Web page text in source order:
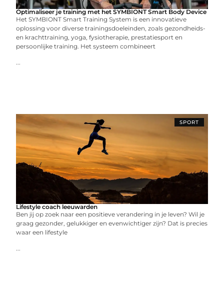
Optimaliseer je training met het SYMBIONT Smart Body Device
Het SYMBIONT Smart Training System is een innovatieve
oplossing voor diverse trainingsdoeleinden, zoals gezondheids-
en krachttraining, yoga, fysiotherapie, prestatiesport en
persoonlijke training. Het systeem combineert
...
SPORT
Lifestyle coach leeuwarden
Ben jij op zoek naar een positieve verandering in je leven? Wil je
graag gezonder, gelukkiger en evenwichtiger zijn? Dat is precies
waar een lifestyle
...